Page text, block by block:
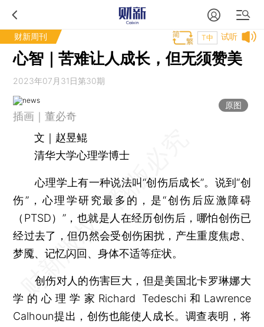
财新周刊 试听
T中
心智｜苦难让人成长，但无须赞美
2023年07月31日第30期
原图
插画｜董必奇
文｜赵昱鲲
清华大学心理学博士
心理学上有一种说法叫“创伤后成长”。说到“创
伤”，心理学研究最多的，是“创伤后应激障碍
（PTSD）”，也就是人在经历创伤后，哪怕创伤已
经过去了，但仍然会受创伤困扰，产生重度焦虑、
梦魇、记忆闪回、身体不适等症状。
创伤对人的伤害巨大，但是美国北卡罗琳娜大
学的心理学家Richard Tedeschi和Lawrence
Calhoun提出，创伤也能使人成长。调查表明，将